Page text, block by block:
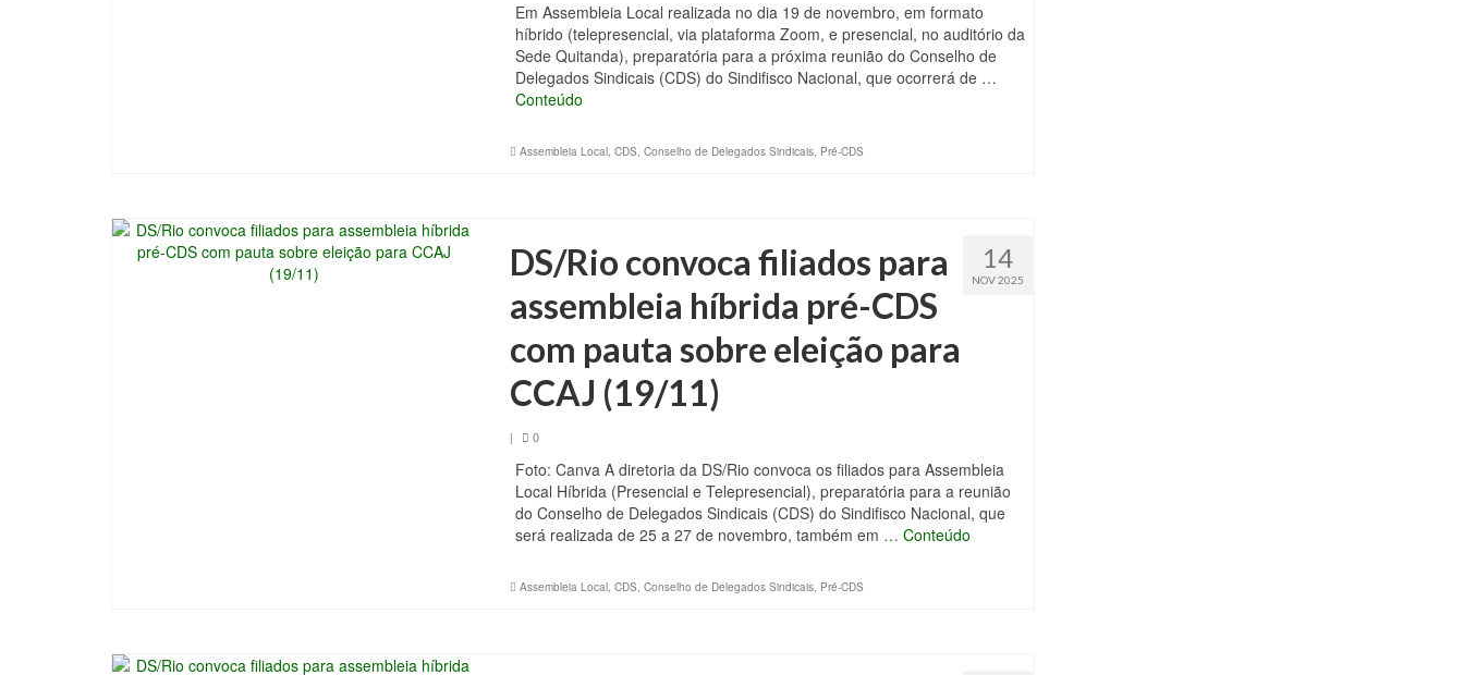
Em Assembleia Local realizada no dia 19 de novembro, em formato
híbrido (telepresencial, via plataforma Zoom, e presencial, no auditório da
Sede Quitanda), preparatória para a próxima reunião do Conselho de
Delegados Sindicais (CDS) do Sindifisco Nacional, que ocorrerá de …
Conteúdo
Assembleia Local, CDS, Conselho de Delegados Sindicais, Pré-CDS
14
NOV 2025
DS/Rio convoca filiados para
assembleia híbrida pré-CDS
com pauta sobre eleição para
CCAJ (19/11)
| 0
Foto: Canva A diretoria da DS/Rio convoca os filiados para Assembleia
Local Híbrida (Presencial e Telepresencial), preparatória para a reunião
do Conselho de Delegados Sindicais (CDS) do Sindifisco Nacional, que
será realizada de 25 a 27 de novembro, também em … Conteúdo
Assembleia Local, CDS, Conselho de Delegados Sindicais, Pré-CDS